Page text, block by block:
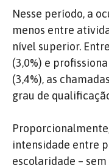
Nesse período, a
menos entre
nível superior.
(3,0%) e
(3,4%), as
grau de
intensidade entre
escolaridade –